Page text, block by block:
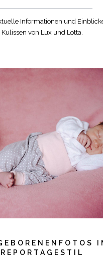
Informationen und
Kulissen von Lux und Lotta.
REPORTAGESTIL